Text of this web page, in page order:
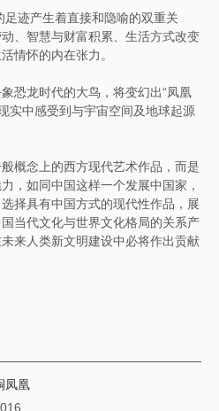
迹产生着直接和隐喻的双重关
、智慧与财富积累、生活方式改变
情怀的内在张力。
恐龙时代的大鸟，将变幻出“凤凰
实中感受到与宇宙空间及地球起源
概念上的西方现代艺术作品，而是
，如同中国这样一个发展中国家，
择具有中国方式的现代性作品，展
当代文化与世界文化格局的关系产
来人类新文明建设中必将作出贡献
凤凰